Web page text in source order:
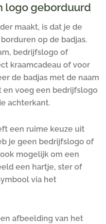
logo geborduurd
maakt, is dat je de
op de badjas.
bedrijfslogo of
kraamcadeau of voor
de badjas met de naam
en voeg een bedrijfslogo
achterkant.
een ruime keuze uit
je geen bedrijfslogo of
mogelijk om een
een hartje, ster of
via het
afbeelding van het